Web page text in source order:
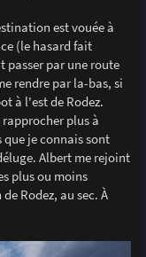
est vouée à
(le hasard fait
passer par une route
rendre par la-bas, si
à l'est de Rodez.
plus à
je connais sont
Albert me rejoint
plus ou moins
Rodez, au sec. À